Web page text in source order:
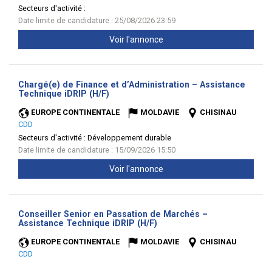
Secteurs d'activité :
Date limite de candidature : 25/08/2026 23:59
Voir l'annonce
Chargé(e) de Finance et d’Administration – Assistance
Technique iDRIP (H/F)
EUROPE CONTINENTALE MOLDAVIE
CHISINAU
CDD
Secteurs d'activité : Développement durable
Date limite de candidature : 15/09/2026 15:50
Voir l'annonce
Conseiller Senior en Passation de Marchés –
Assistance Technique iDRIP (H/F)
EUROPE CONTINENTALE MOLDAVIE
CHISINAU
CDD